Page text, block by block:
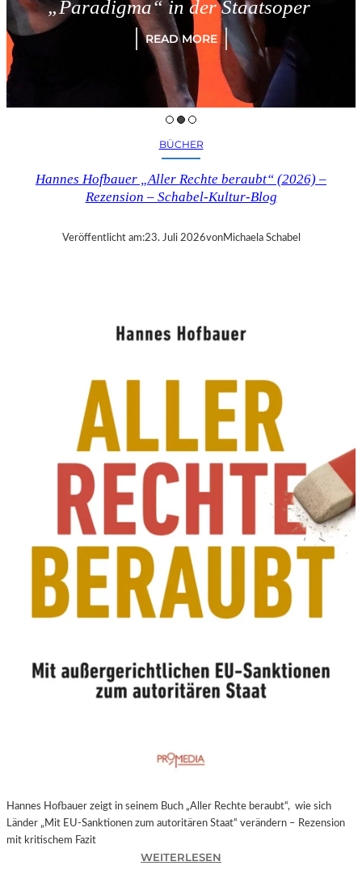
„Paradigma“ in der Staatsoper
READ MORE
BÜCHER
Hannes Hofbauer „Aller Rechte beraubt“ (2026) –
Rezension – Schabel-Kultur-Blog
Veröffentlicht am:23. Juli 2026vonMichaela Schabel
Hannes Hofbauer zeigt in seinem Buch „Aller Rechte beraubt“, wie sich
Länder „Mit EU-Sanktionen zum autoritären Staat“ verändern – Rezension
mit kritischem Fazit
WEITERLESEN